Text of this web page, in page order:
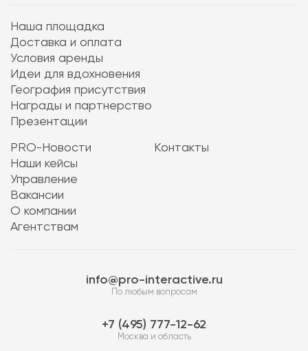
Наша площадка
Доставка и оплата
Условия аренды
Идеи для вдохновения
География присутствия
Награды и партнерство
Презентации
PRO-Новости
Наши кейсы
Управление
Вакансии
О компании
Агентствам
Контакты
info@pro-interactive.ru
По любым вопросам
7 (495) 777-12-62
Москва и область